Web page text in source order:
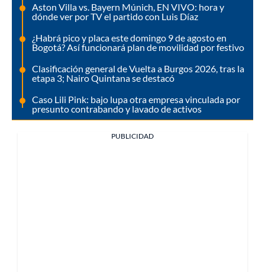
Aston Villa vs. Bayern Múnich, EN VIVO: hora y
dónde ver por TV el partido con Luis Díaz
¿Habrá pico y placa este domingo 9 de agosto en
Bogotá? Así funcionará plan de movilidad por festivo
Clasificación general de Vuelta a Burgos 2026, tras la
etapa 3; Nairo Quintana se destacó
Caso Lili Pink: bajo lupa otra empresa vinculada por
presunto contrabando y lavado de activos
PUBLICIDAD